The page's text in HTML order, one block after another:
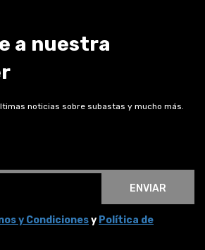
a nuestra
noticias sobre subastas y mucho más.
ENVIAR
y Condicionesy Política de